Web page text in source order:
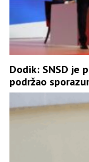
Dodik: SNSD je
podržao